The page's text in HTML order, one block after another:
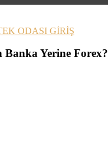
ODASI GİRİŞ
Banka Yerine Forex?